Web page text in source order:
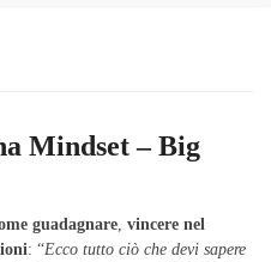
Mindset – Big
guadagnare, vincere nel
: “Ecco tutto ciò che devi sapere